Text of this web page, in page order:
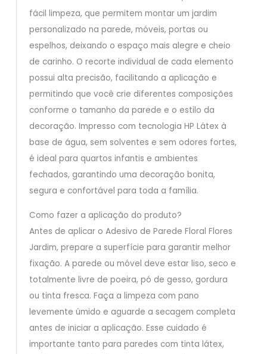
fácil limpeza, que permitem montar um jardim
personalizado na parede, móveis, portas ou
espelhos, deixando o espaço mais alegre e cheio
de carinho. O recorte individual de cada elemento
possui alta precisão, facilitando a aplicação e
permitindo que você crie diferentes composições
conforme o tamanho da parede e o estilo da
decoração. Impresso com tecnologia HP Látex à
base de água, sem solventes e sem odores fortes,
é ideal para quartos infantis e ambientes
fechados, garantindo uma decoração bonita,
segura e confortável para toda a família.
Como fazer a aplicação do produto?
Antes de aplicar o Adesivo de Parede Floral Flores
Jardim, prepare a superfície para garantir melhor
fixação. A parede ou móvel deve estar liso, seco e
totalmente livre de poeira, pó de gesso, gordura
ou tinta fresca. Faça a limpeza com pano
levemente úmido e aguarde a secagem completa
antes de iniciar a aplicação. Esse cuidado é
importante tanto para paredes com tinta látex,